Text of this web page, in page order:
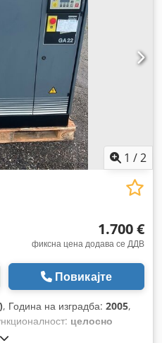
1 /2
1.700 €
фиксна цена додава се ДДВ
Повикајте
, Година на изградба: 2005,
целосно